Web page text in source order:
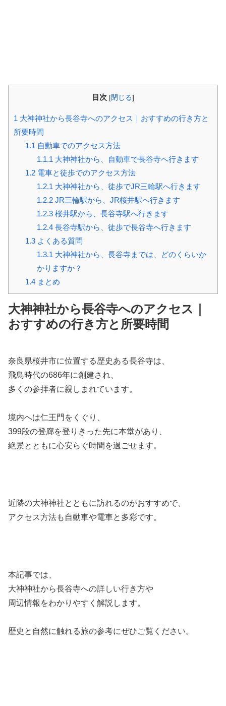
目次 [閉じる]
1 大神神社から長谷寺へのアクセス｜おすすめの行き方と
所要時間
1.1自動車でのアクセス方法
1.1.1大神神社から、自動車で長谷寺へ行きます
1.2電車と徒歩でのアクセス方法
1.2.1大神神社から、徒歩でJR三輪駅へ行きます
1.2.2JR三輪駅から、JR桜井駅へ行きます
1.2.3桜井駅から、長谷寺駅へ行きます
1.2.4長谷寺駅から、徒歩で長谷寺へ行きます
1.3よくある質問
1.3.1大神神社から、長谷寺までは、どのくらいか
かりますか？
1.4まとめ
大神神社から長谷寺へのアクセス｜
おすすめの行き方と所要時間
奈良県桜井市に位置する歴史ある長谷寺は、
飛鳥時代の686年に創建され、
多くの参拝者に親しまれています。
境内へは仁王門をくぐり、
399段の登廊を登りきった先に本堂があり、
絶景とともに心安らぐ時間を過ごせます。
近隣の大神神社とともに訪れるのがおすすめで、
アクセス方法も自動車や電車と多彩です。
本記事では、
大神神社から長谷寺への詳しい行き方や
周辺情報をわかりやすく解説します。
歴史と自然に触れる旅の参考にぜひご覧ください。